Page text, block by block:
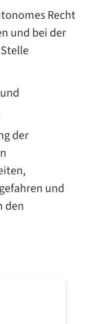
Recht
und bei der
der
und
den